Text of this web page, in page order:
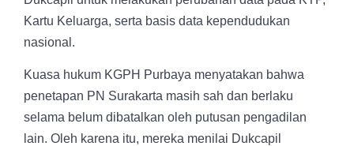
Kartu Keluarga, serta basis data kependudukan
nasional.
Kuasa hukum KGPH Purbaya menyatakan bahwa
penetapan PN Surakarta masih sah dan berlaku
selama belum dibatalkan oleh putusan pengadilan
lain. Oleh karena itu, mereka menilai Dukcapil